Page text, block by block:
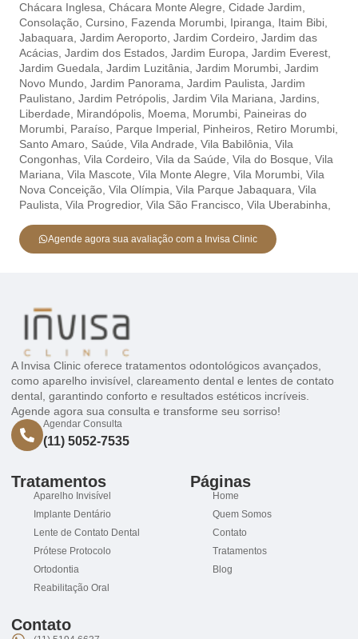
Chácara Inglesa, Chácara Monte Alegre, Cidade Jardim,
Consolação, Cursino, Fazenda Morumbi, Ipiranga, Itaim Bibi,
Jabaquara, Jardim Aeroporto, Jardim Cordeiro, Jardim das
Acácias, Jardim dos Estados, Jardim Europa, Jardim Everest,
Jardim Guedala, Jardim Luzitânia, Jardim Morumbi, Jardim
Novo Mundo, Jardim Panorama, Jardim Paulista, Jardim
Paulistano, Jardim Petrópolis, Jardim Vila Mariana, Jardins,
Liberdade, Mirandópolis, Moema, Morumbi, Paineiras do
Morumbi, Paraíso, Parque Imperial, Pinheiros, Retiro Morumbi,
Santo Amaro, Saúde, Vila Andrade, Vila Babilônia, Vila
Congonhas, Vila Cordeiro, Vila da Saúde, Vila do Bosque, Vila
Mariana, Vila Mascote, Vila Monte Alegre, Vila Morumbi, Vila
Nova Conceição, Vila Olímpia, Vila Parque Jabaquara, Vila
Paulista, Vila Progredior, Vila São Francisco, Vila Uberabinha,
Agende agora sua avaliação com a Invisa Clinic
A Invisa Clinic oferece tratamentos odontológicos avançados,
como aparelho invisível, clareamento dental e lentes de contato
dental, garantindo conforto e resultados estéticos incríveis.
Agende agora sua consulta e transforme seu sorriso!
Agendar Consulta
(11) 5052-7535
Tratamentos
Aparelho Invisível
Implante Dentário
Lente de Contato Dental
Prótese Protocolo
Ortodontia
Reabilitação Oral
Páginas
Home
Quem Somos
Contato
Tratamentos
Blog
Contato